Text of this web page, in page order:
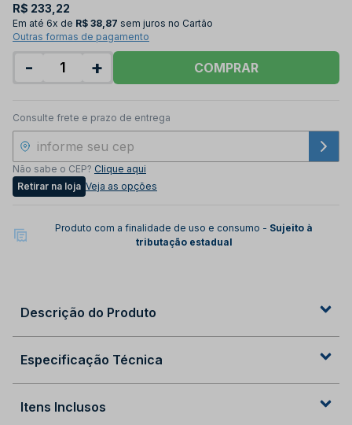
R$ 233,22
Em até 6x de R$ 38,87 sem juros no Cartão
Outras formas de pagamento
- + COMPRAR
Consulte frete e prazo de entrega
Não sabe o CEP? Clique aqui
Retirar na loja Veja as opções
Produto com a finalidade de uso e consumo - Sujeito à
tributação estadual
Descrição do Produto
Especificação Técnica
Itens Inclusos